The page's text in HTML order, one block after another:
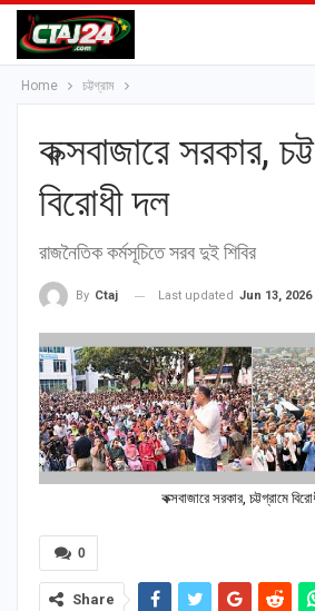
Home চট্টগ্রাম
কক্সবাজারে সরকার,
বিরোধী দল
রাজনৈতিক কর্মসূচিতে সরব দুই শিবির
By Ctaj Last updated Jun 13, 2026
কক্সবাজারে সরকার, চট্টগ্রামে
0
Share